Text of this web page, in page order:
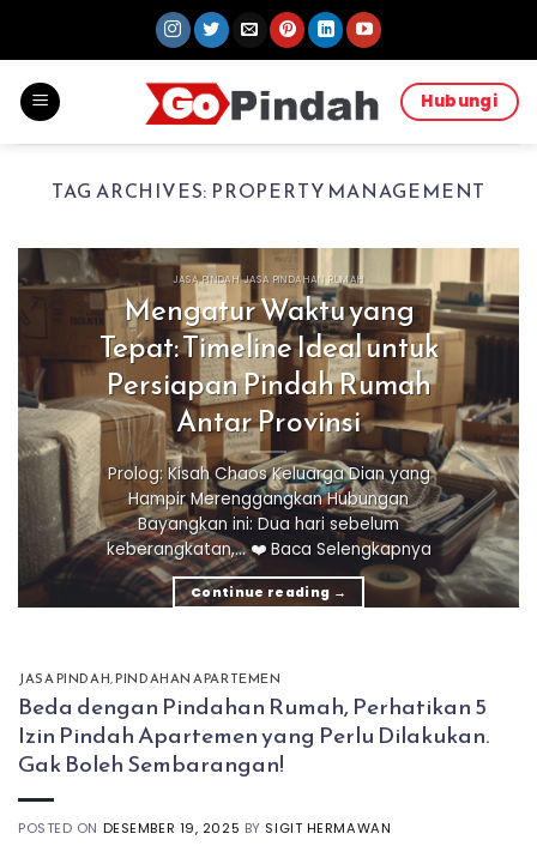
Hubungi
TAG ARCHIVES: PROPERTY MANAGEMENT
JASA PINDAH JASA PINDAHAN RUMAH
Mengatur Waktu yang
Tepat: Timeline Ideal untuk
Persiapan Pindah Rumah
Antar Provinsi
Prolog: Kisah Chaos Keluarga Dian yang
Hampir Merenggangkan Hubungan
Bayangkan ini: Dua hari sebelum
keberangkatan,... ❤️ Baca Selengkapnya
Continue reading →
JASA PINDAH,PINDAHAN APARTEMEN
Beda dengan Pindahan Rumah, Perhatikan 5
Izin Pindah Apartemen yang Perlu Dilakukan.
Gak Boleh Sembarangan!
POSTED ON DESEMBER 19, 2025 BY SIGIT HERMAWAN